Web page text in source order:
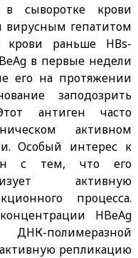
сыворотке крови
вирусным гепатитом
раньше HВs-
в первые недели
его на протяжении
заподозрить
антиген часто
активном
Особый интерес к
с тем, что его
активную
процесса.
HBeAg
полимеразной
репликацию